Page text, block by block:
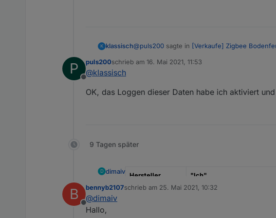
K klassisch@puls200 sagte in [Verkaufe] Zigbee
Sorry, den kenne ich nicht persönlich und
Dann hast Du verläßlichere Daten
P
Offline
puls200schrieb am 16. Mai 2021, 11:53
zuletzt editiert von
@klassisch
OK, das Loggen dieser Daten habe ich aktiviert
9 Tagen später
D dimaiv
Hersteller "Ich"
"Modkam"
B
Offline
bennyb2107schrieb am 25. Mai 2021, 10:32
zuletzt editiert von
@dimaiv
Hallo,